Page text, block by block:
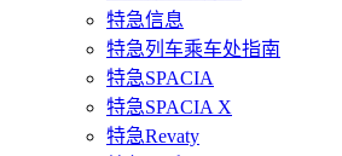
特急信息
特急列车乘车处指南
特急SPACIA
特急SPACIA X
特急Revaty